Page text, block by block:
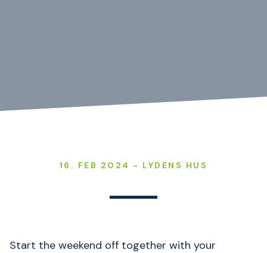
16. FEB 2024 - LYDENS HUS
Start the weekend off together with your